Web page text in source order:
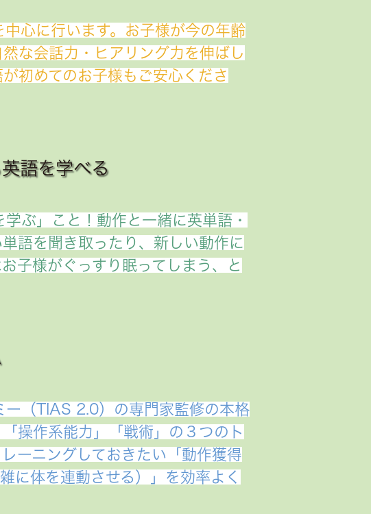
心に行います。お子様が今の年齢
な会話力・ヒアリング力を伸ばし
初めてのお子様もご安心くださ
語を学べる
ぶ」こと！動作と一緒に英単語・
語を聞き取ったり、新しい動作に
子様がぐっすり眠ってしまう、と
ー（TIAS 2.0）の専門家監修の本格
操作系能力」「戦術」の３つのト
ーニングしておきたい「動作獲得
に体を連動させる）」を効率よく